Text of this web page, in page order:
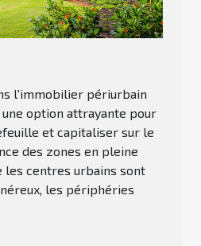
l'immobilier périurbain
option attrayante pour
et capitaliser sur le
des zones en pleine
les centres urbains sont
les périphéries